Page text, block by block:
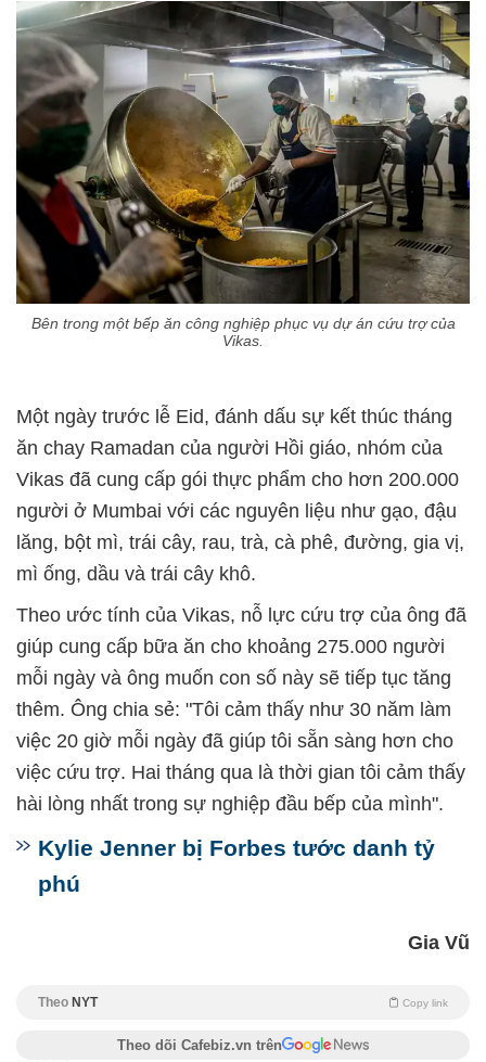
Bên trong một bếp ăn công nghiệp phục vụ dự án cứu trợ của
Vikas.
Một ngày trước lễ Eid, đánh dấu sự kết thúc tháng
ăn chay Ramadan của người Hồi giáo, nhóm của
Vikas đã cung cấp gói thực phẩm cho hơn 200.000
người ở Mumbai với các nguyên liệu như gạo, đậu
lăng, bột mì, trái cây, rau, trà, cà phê, đường, gia vị,
mì ống, dầu và trái cây khô.
Theo ước tính của Vikas, nỗ lực cứu trợ của ông đã
giúp cung cấp bữa ăn cho khoảng 275.000 người
mỗi ngày và ông muốn con số này sẽ tiếp tục tăng
thêm. Ông chia sẻ: "Tôi cảm thấy như 30 năm làm
việc 20 giờ mỗi ngày đã giúp tôi sẵn sàng hơn cho
việc cứu trợ. Hai tháng qua là thời gian tôi cảm thấy
hài lòng nhất trong sự nghiệp đầu bếp của mình".
Kylie Jenner bị Forbes tước danh tỷ
phú
Gia Vũ
Theo NYT Copy link
Theo dõi Cafebiz.vn trên